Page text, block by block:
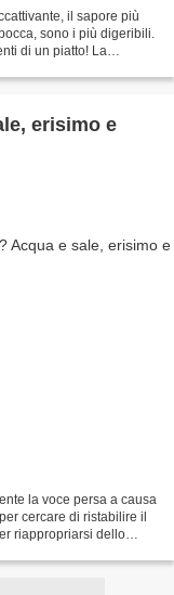
il sapore più
sono i più digeribili.
di un piatto! La
erisimo e
la voce persa a causa
cercare di ristabilire il
riappropriarsi dello